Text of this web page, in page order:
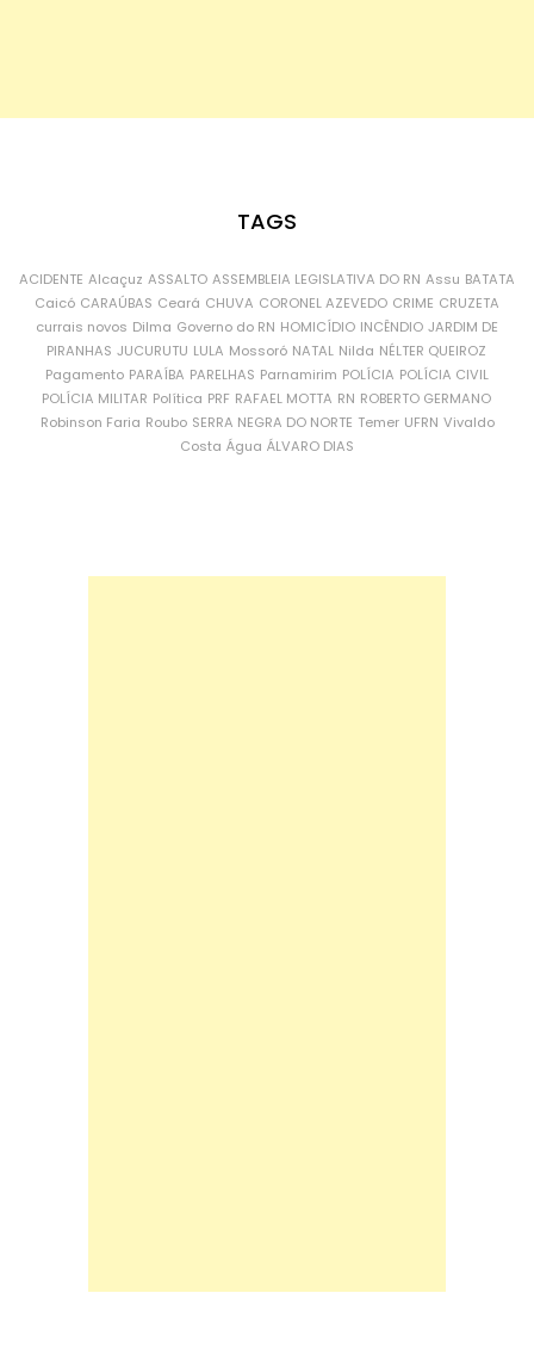
TAGS
ACIDENTE Alcaçuz ASSALTO ASSEMBLEIA LEGISLATIVA DO RN Assu BATATA
Caicó CARAÚBAS Ceará CHUVA CORONEL AZEVEDO CRIME CRUZETA
currais novos Dilma Governo do RN HOMICÍDIO INCÊNDIO JARDIM DE
PIRANHAS JUCURUTU LULA Mossoró NATAL Nilda NÉLTER QUEIROZ
Pagamento PARAÍBA PARELHAS Parnamirim POLÍCIA POLÍCIA CIVIL
POLÍCIA MILITAR Política PRF RAFAEL MOTTA RN ROBERTO GERMANO
Robinson Faria Roubo SERRA NEGRA DO NORTE Temer UFRN Vivaldo
Costa Água ÁLVARO DIAS